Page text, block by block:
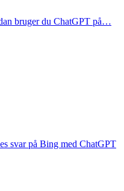
bruger du ChatGPT på…
svar på Bing med ChatGPT